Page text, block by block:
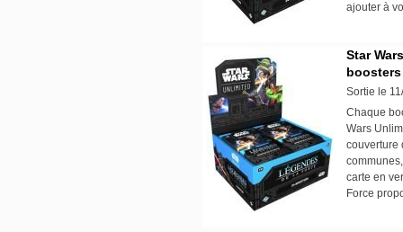
ajouter à
Star
boosters
Sortie le
Chaque
Wars
couverture
carte en
Force